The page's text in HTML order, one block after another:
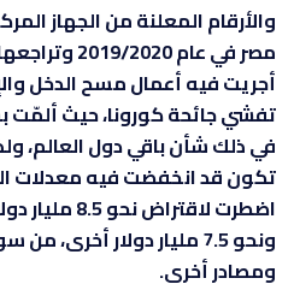
والأرقام المعلنة من الجهاز
مصر في عام
أجريت فيه أعمال مسح الدخل
تفشي جائحة كورونا، حيث ألمّت
في ذلك شأن باقي دول العالم،
تكون قد انخفضت فيه معدلات
اضطرت
ونحو 7.5 مليار دولار
ومصادر أخرى.